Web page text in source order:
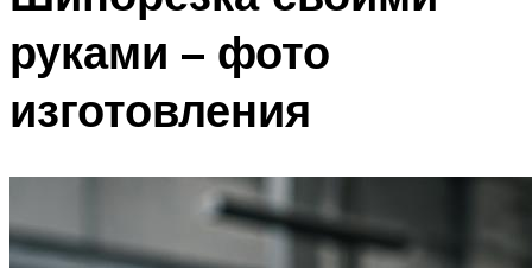
руками – фото
изготовления